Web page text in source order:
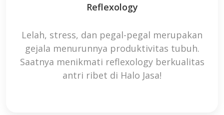
Reflexology
Lelah, stress, dan pegal-pegal merupakan
gejala menurunnya produktivitas tubuh.
Saatnya menikmati reflexology berkualitas
antri ribet di Halo Jasa!